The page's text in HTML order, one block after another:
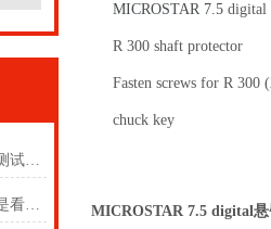
往复筒法溶出度仪：药物溶出测试的精密利器
艾卡顶置搅拌器如何选择主要是看这些方面
MICROSTAR 7.5 digital
R 300 shaft protector
Fasten screws for R 300
chuck key
MICROSTAR 7.5 digital